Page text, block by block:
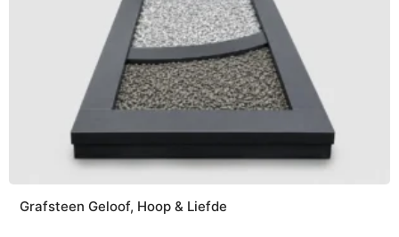
Grafsteen Geloof, Hoop & Liefde